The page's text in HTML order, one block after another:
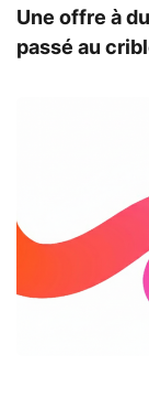
Une offre à
passé au